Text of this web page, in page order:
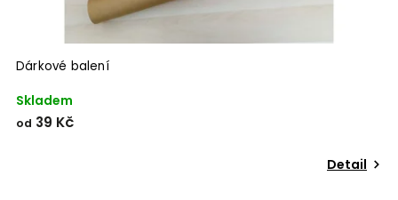
Dárkové balení
Skladem
od 39 Kč
Detail